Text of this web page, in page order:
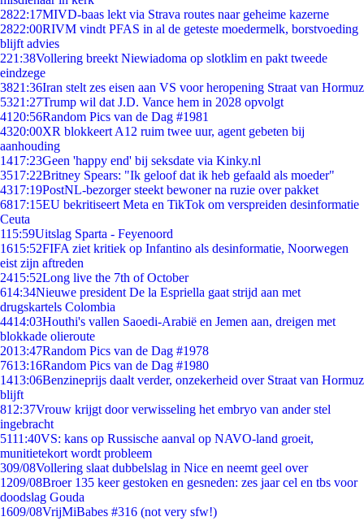
2822:17MIVD-baas lekt via Strava routes naar geheime kazerne
2822:00RIVM vindt PFAS in al de geteste moedermelk, borstvoeding
blijft advies
221:38Vollering breekt Niewiadoma op slotklim en pakt tweede
eindzege
3821:36Iran stelt zes eisen aan VS voor heropening Straat van Hormuz
5321:27Trump wil dat J.D. Vance hem in 2028 opvolgt
41 20:56Random Pics van de Dag #1981
4320:00XR blokkeert A12 ruim twee uur, agent gebeten bij
aanhouding
1417:23Geen 'happy end' bij seksdate via Kinky.nl
3517:22Britney Spears: "Ik geloof dat ik heb gefaald als moeder"
4317:19PostNL-bezorger steekt bewoner na ruzie over pakket
6817:15EU bekritiseert Meta en TikTok om verspreiden desinformatie
Ceuta
115:59Uitslag Sparta - Feyenoord
1615:52FIFA ziet kritiek op Infantino als desinformatie, Noorwegen
eist zijn aftreden
2415:52Long live the 7th of October
614:34Nieuwe president De la Espriella gaat strijd aan met
drugskartels Colombia
4414:03Houthi's vallen Saoedi-Arabië en Jemen aan, dreigen met
blokkade olieroute
2013:47Random Pics van de Dag #1978
7613:16Random Pics van de Dag #1980
1413:06Benzineprijs daalt verder, onzekerheid over Straat van Hormuz
blijft
812:37Vrouw krijgt door verwisseling het embryo van ander stel
ingebracht
5111:40VS: kans op Russische aanval op NAVO-land groeit,
munitietekort wordt probleem
309/08Vollering slaat dubbelslag in Nice en neemt geel over
1209/08Broer 135 keer gestoken en gesneden: zes jaar cel en tbs voor
doodslag Gouda
1609/08VrijMiBabes #316 (not very sfw!)